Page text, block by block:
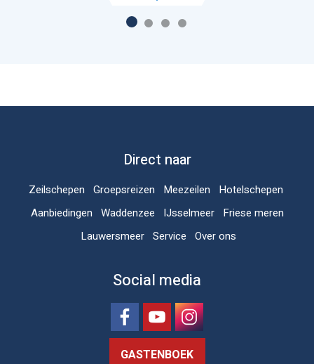
Social media
GASTENBOEK
Direct naar
Zeilschepen Groepsreizen Meezeilen
Hotelschepen
Aanbiedingen Waddenzee IJsselmeer
Friese meren
Lauwersmeer Service Over ons